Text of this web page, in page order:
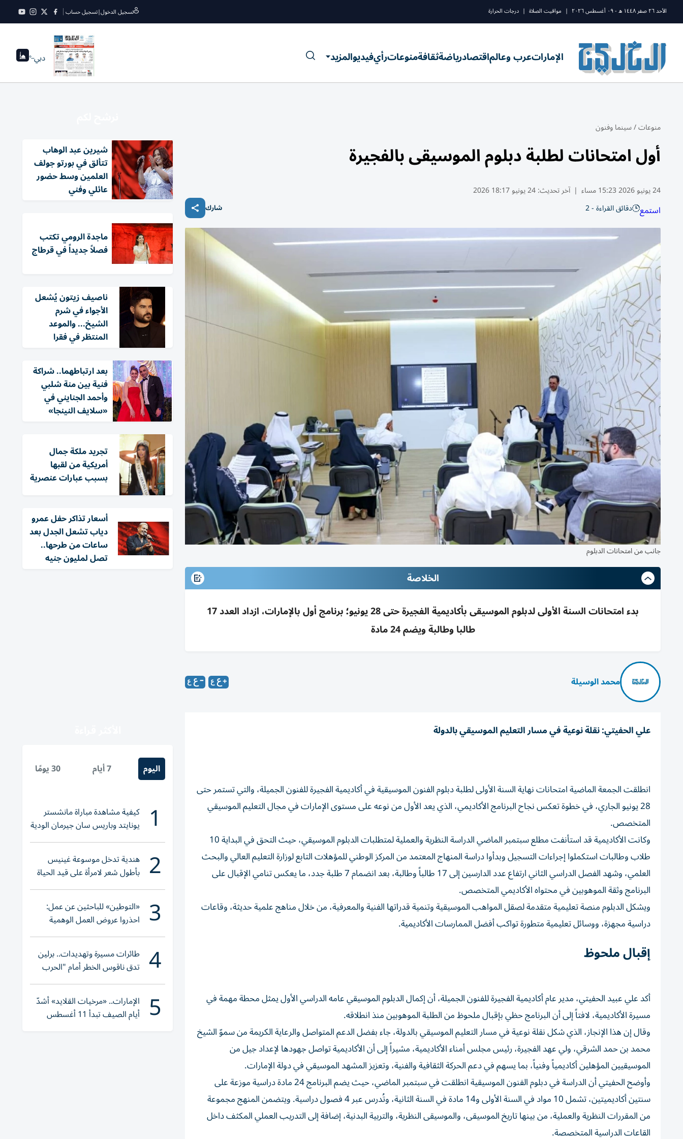
الأحد ٢٦ صفر ١٤٤٨ ه - ٠٩ أغسطس ٢٠٢٦ | مواقيت الصلاة | درجات الحرارة تسجيل الدخول|تسجيل حساب
الإماراتعرب وعالماقتصادرياضةثقافةمنوعاترأيفيديوالمزيد دبي--°
منوعات/سينما وفنون
أول امتحانات لطلبة دبلوم الموسيقى بالفجيرة
24 يونيو 2026 15:23 مساء | آخر تحديث:24 يونيو 18:17 2026
استمع دقائق القراءة - 2 شارك
جانب من امتحانات الدبلوم
الخلاصة
بدء امتحانات السنة الأولى لدبلوم الموسيقى بأكاديمية الفجيرة حتى 28 يونيو؛ برنامج أول بالإمارات، ازداد العدد 17
طالبا وطالبة ويضم 24 مادة
محمد الوسيلة
علي الحفيتي: نقلة نوعية في مسار التعليم الموسيقي بالدولة
انطلقت الجمعة الماضية امتحانات نهاية السنة الأولى لطلبة دبلوم الفنون الموسيقية في أكاديمية الفجيرة للفنون الجميلة، والتي تستمر حتى
28 يونيو الجاري، في خطوة تعكس نجاح البرنامج الأكاديمي، الذي يعد الأول من نوعه على مستوى الإمارات في مجال التعليم الموسيقي
المتخصص.
وكانت الأكاديمية قد استأنفت مطلع سبتمبر الماضي الدراسة النظرية والعملية لمتطلبات الدبلوم الموسيقي، حيث التحق في البداية 10
طلاب وطالبات استكملوا إجراءات التسجيل وبدأوا دراسة المنهاج المعتمد من المركز الوطني للمؤهلات التابع لوزارة التعليم العالي والبحث
العلمي، وشهد الفصل الدراسي الثاني ارتفاع عدد الدارسين إلى 17 طالباً وطالبة، بعد انضمام 7 طلبة جدد، ما يعكس تنامي الإقبال على
البرنامج وثقة الموهوبين في محتواه الأكاديمي المتخصص.
ويشكل الدبلوم منصة تعليمية متقدمة لصقل المواهب الموسيقية وتنمية قدراتها الفنية والمعرفية، من خلال مناهج علمية حديثة، وقاعات
دراسية مجهزة، ووسائل تعليمية متطورة تواكب أفضل الممارسات الأكاديمية.
إقبال ملحوظ
أكد علي عبيد الحفيتي، مدير عام أكاديمية الفجيرة للفنون الجميلة، أن إكمال الدبلوم الموسيقي عامه الدراسي الأول يمثل محطة مهمة في
مسيرة الأكاديمية، لافتاً إلى أن البرنامج حظي بإقبال ملحوظ من الطلبة الموهوبين منذ انطلاقه.
وقال إن هذا الإنجاز، الذي شكل نقلة نوعية في مسار التعليم الموسيقي بالدولة، جاء بفضل الدعم المتواصل والرعاية الكريمة من سموّ الشيخ
محمد بن حمد الشرقي، ولي عهد الفجيرة، رئيس مجلس أمناء الأكاديمية، مشيراً إلى أن الأكاديمية تواصل جهودها لإعداد جيل من
الموسيقيين المؤهلين أكاديمياً وفنياً، بما يسهم في دعم الحركة الثقافية والفنية، وتعزيز المشهد الموسيقي في دولة الإمارات.
وأوضح الحفيتي أن الدراسة في دبلوم الفنون الموسيقية انطلقت في سبتمبر الماضي، حيث يضم البرنامج 24 مادة دراسية موزعة على
سنتين أكاديميتين، تشمل 10 مواد في السنة الأولى و14 مادة في السنة الثانية، وتُدرس عبر 4 فصول دراسية. ويتضمن المنهج مجموعة
من المقررات النظرية والعملية، من بينها تاريخ الموسيقى، والموسيقى النظرية، والتربية البدنية، إضافة إلى التدريب العملي المكثف داخل
القاعات الدراسية المتخصصة.
شيرين عبد الوهاب
تتألق في بورتو جولف
العلمين وسط حضور
عائلي وفني
ماجدة الرومي تكتب
فصلاً جديداً في قرطاج
ناصيف زيتون يُشعل
الأجواء في شرم
الشيخ... والموعد
المنتظر في فقرا
بعد ارتباطهما.. شراكة
فنية بين منة شلبي
وأحمد الجنايني في
«سلايف النينجا»
تجريد ملكة جمال
أمريكية من لقبها
بسبب عبارات عنصرية
أسعار تذاكر حفل عمرو
دياب تشعل الجدل بعد
ساعات من طرحها..
تصل لمليون جنيه
اليوم 7 أيام 30 يومًا
1 كيفية مشاهدة مباراة مانشستر
يونايتد وباريس سان جيرمان الودية
والقنوات الناقلة
2 هندية تدخل موسوعة غينيس
بأطول شعر لامرأة على قيد الحياة
3 «التوطين» للباحثين عن عمل:
احذروا عروض العمل الوهمية
وتحققوا عبر «الباركود»
4 طائرات مسيرة وتهديدات.. برلين
تدق ناقوس الخطر أمام "الحرب
الهجينة"
5 الإمارات.. «مرخيات القلايد» أشدّ
أيام الصيف تبدأ 11 أغسطس